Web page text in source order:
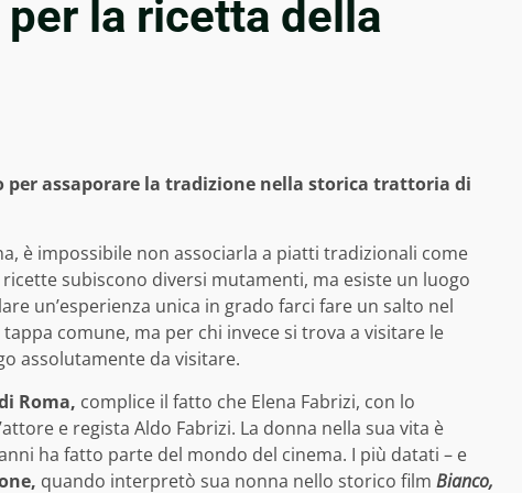
la ricetta della
per assaporare la tradizione nella storica trattoria di
è impossibile non associarla a piatti tradizionali come
subiscono diversi mutamenti, ma esiste un luogo
un’esperienza unica in grado farci fare un salto nel
comune, ma per chi invece si trova a visitare le
assolutamente da visitare.
Roma, complice il fatto che Elena Fabrizi, con lo
e regista Aldo Fabrizi. La donna nella sua vita è
ha fatto parte del mondo del cinema. I più datati – e
quando interpretò sua nonna nello storico film Bianco,